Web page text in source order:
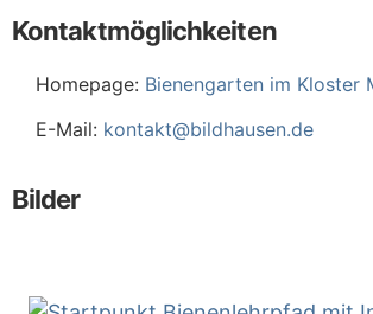
Kontaktmöglichkeiten
Homepage: Bienengarten im Kloster
E-Mail: kontakt@bildhausen.de
Bilder